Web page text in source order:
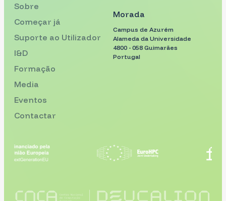
Sobre
Começar já
Suporte ao Utilizador
I&D
Formação
Media
Eventos
Contactar
Morada
Campus de Azurém
Alameda da Universidade
4800 - 058 Guimarães
Portugal